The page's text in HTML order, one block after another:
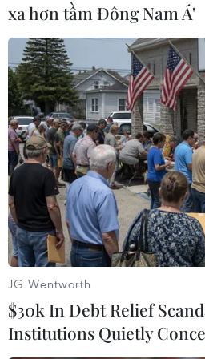
#Lưu Quang Vũ #Sân khấu
#Kịch bản
TP. Hà Nội
Theo dõi VietnamPlus
xa hơn tầm Đông Nam Á'
JG Wentworth
$30k In Debt Relief
Institutions Quietly